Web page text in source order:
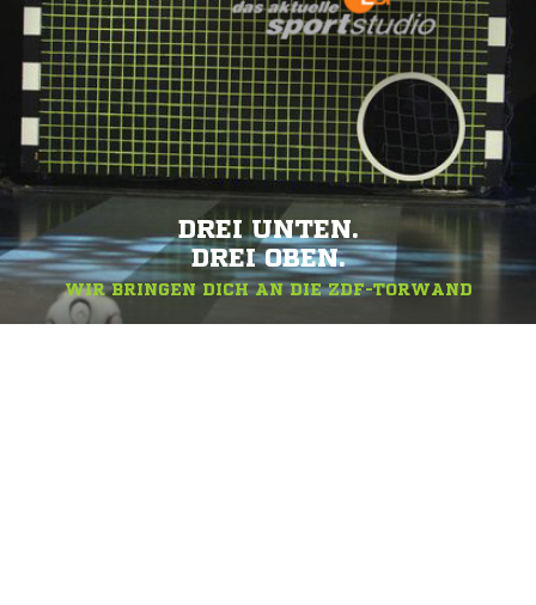
DREI UNTEN.
DREI OBEN.
WIR BRINGEN DICH AN DIE ZDF-TORWAND